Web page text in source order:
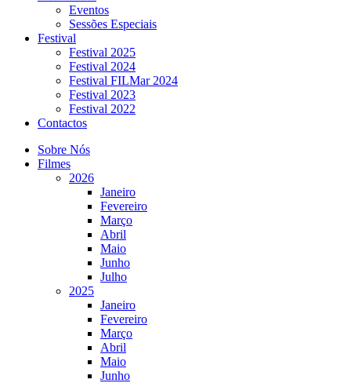
Eventos
Sessões Especiais
Festival
Festival 2025
Festival 2024
Festival FILMar 2024
Festival 2023
Festival 2022
Contactos
Sobre Nós
Filmes
2026
Janeiro
Fevereiro
Março
Abril
Maio
Junho
Julho
2025
Janeiro
Fevereiro
Março
Abril
Maio
Junho